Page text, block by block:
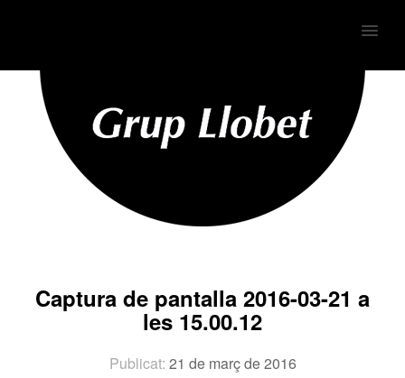
MENU
Captura de pantalla 2016-03-21 a
les 15.00.12
Publicat: 21 de març de 2016